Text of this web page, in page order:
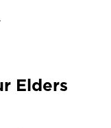
Elders